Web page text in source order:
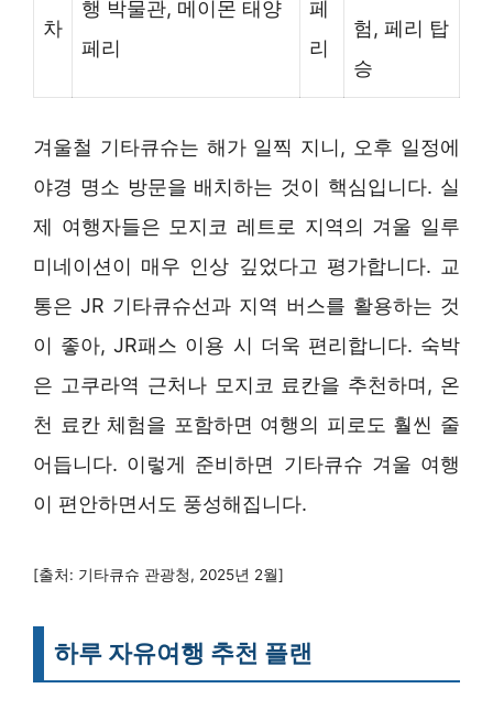
차
행 박물관, 메이몬 태양
페리
페
리
험, 페리 탑
승
겨울철 기타큐슈는 해가 일찍 지니, 오후 일정에
야경 명소 방문을 배치하는 것이 핵심입니다. 실
제 여행자들은 모지코 레트로 지역의 겨울 일루
미네이션이 매우 인상 깊었다고 평가합니다. 교
통은 JR 기타큐슈선과 지역 버스를 활용하는 것
이 좋아, JR패스 이용 시 더욱 편리합니다. 숙박
은 고쿠라역 근처나 모지코 료칸을 추천하며, 온
천 료칸 체험을 포함하면 여행의 피로도 훨씬 줄
어듭니다. 이렇게 준비하면 기타큐슈 겨울 여행
이 편안하면서도 풍성해집니다.
[출처: 기타큐슈 관광청, 2025년 2월]
하루 자유여행 추천 플랜